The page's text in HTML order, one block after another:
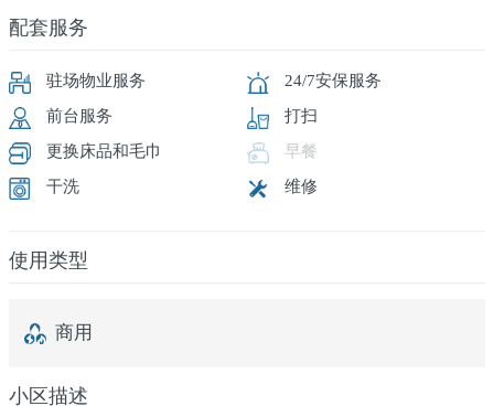
配套服务
驻场物业服务
24/7安保服务
前台服务
打扫
更换床品和毛巾
早餐
干洗
维修
使用类型
商用
小区描述